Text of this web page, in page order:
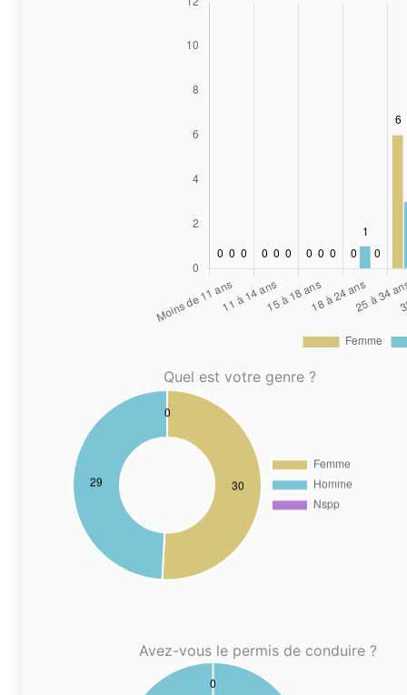
Quel est votre genre ?
Avez-vous le permis de conduire ?